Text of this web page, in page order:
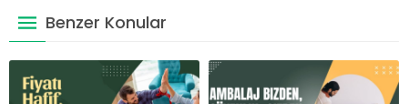
Benzer Konular